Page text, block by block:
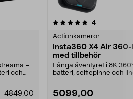
–
och
4849,00
4recensioner
Actionkameror
Insta360 X4 Air
med tillbehör
Fånga äventyret i 8K
batteri, selfiepinne och
5099,00
5.0 av 5 stjärnor